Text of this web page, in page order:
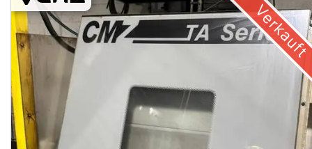
Verkauft